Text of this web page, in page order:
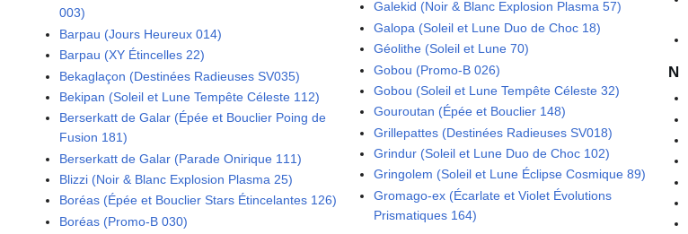
003)
Barpau (Jours Heureux 014)
Barpau (XY Étincelles 22)
Bekaglaçon (Destinées Radieuses SV035)
Bekipan (Soleil et Lune Tempête Céleste 112)
Berserkatt de Galar (Épée et Bouclier Poing de
Fusion 181)
Berserkatt de Galar (Parade Onirique 111)
Blizzi (Noir & Blanc Explosion Plasma 25)
Boréas (Épée et Bouclier Stars Étincelantes 126)
Boréas (Promo-B 030)
Galekid (Noir & Blanc Explosion Plasma 57)
Galopa (Soleil et Lune Duo de Choc 18)
Géolithe (Soleil et Lune 70)
Gobou (Promo-B 026)
Gobou (Soleil et Lune Tempête Céleste 32)
Gouroutan (Épée et Bouclier 148)
Grillepattes (Destinées Radieuses SV018)
Grindur (Soleil et Lune Duo de Choc 102)
Gringolem (Soleil et Lune Éclipse Cosmique 89)
Gromago-ex (Écarlate et Violet Évolutions
Prismatiques 164)
N